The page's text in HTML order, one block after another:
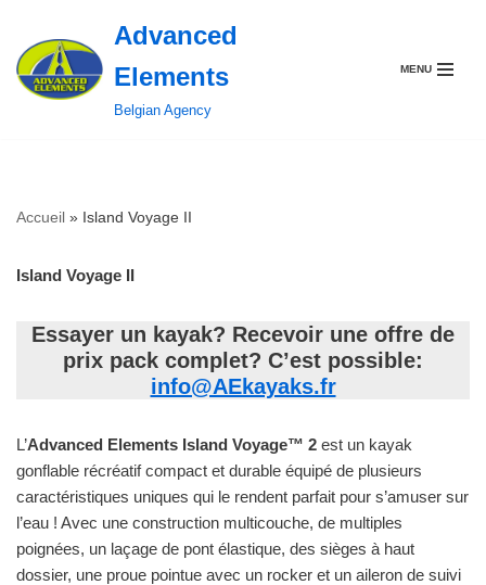
Aller
au
Advanced
Elements
Belgian Agency
MENU
Accueil » Island Voyage II
Island Voyage II
Essayer un kayak? Recevoir une offre de
prix pack complet? C’est possible:
info@AEkayaks.fr
L’Advanced Elements Island Voyage™ 2 est un kayak
gonflable récréatif compact et durable équipé de plusieurs
caractéristiques uniques qui le rendent parfait pour s’amuser sur
l’eau ! Avec une construction multicouche, de multiples
poignées, un laçage de pont élastique, des sièges à haut
dossier, une proue pointue avec un rocker et un aileron de suivi